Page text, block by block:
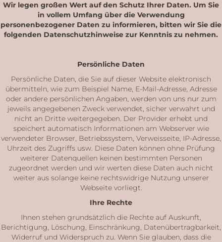
Wir legen großen Wert auf den Schutz Ihrer Daten. Um Sie
in vollem Umfang über die Verwendung
personenbezogener Daten zu informieren, bitten wir Sie die
folgenden Datenschutzhinweise zur Kenntnis zu nehmen.
Persönliche Daten
Persönliche Daten, die Sie auf dieser Website elektronisch
übermitteln, wie zum Beispiel Name, E-Mail-Adresse, Adresse
oder andere persönlichen Angaben, werden von uns nur zum
jeweils angegebenen Zweck verwendet, sicher verwahrt und
nicht an Dritte weitergegeben. Der Provider erhebt und
speichert automatisch Informationen am Webserver wie
verwendeter Browser, Betriebssystem, Verweisseite, IP-Adresse,
Uhrzeit des Zugriffs usw. Diese Daten können ohne Prüfung
weiterer Datenquellen keinen bestimmten Personen
zugeordnet werden und wir werten diese Daten auch nicht
weiter aus solange keine rechtswidrige Nutzung unserer
Webseite vorliegt.
Ihre Rechte
Ihnen stehen grundsätzlich die Rechte auf Auskunft,
Berichtigung, Löschung, Einschränkung, Datenübertragbarkeit,
Widerruf und Widerspruch zu. Wenn Sie glauben, dass die